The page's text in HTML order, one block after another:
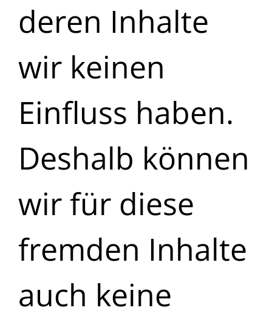
deren Inhalte
wir keinen
Einfluss haben.
Deshalb können
wir für diese
fremden Inhalte
auch keine